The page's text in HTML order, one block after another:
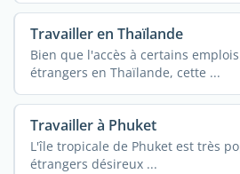
Travailler en Thaïlande
Bien que l'accès à certains
étrangers en Thaïlande, cette ...
Travailler à Phuket
L'île tropicale de Phuket est très
étrangers désireux ...